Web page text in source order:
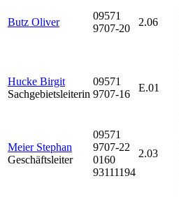
Butz Oliver
09571
9707-20
2.06
Hucke Birgit
Sachgebietsleiterin
09571
9707-16
E.01
Meier Stephan
Geschäftsleiter
09571
9707-22
0160
93111194
2.03